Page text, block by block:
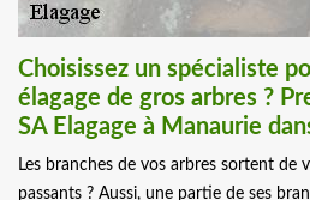
Choisissez un spécialiste
élagage de gros arbres ?
SA Elagage à Manaurie
Les branches de vos arbres sortent de
passants ? Aussi, une partie de ses